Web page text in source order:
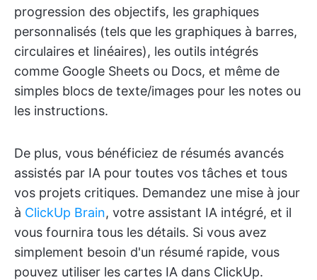
progression des objectifs, les graphiques
personnalisés (tels que les graphiques à barres,
circulaires et linéaires), les outils intégrés
comme Google Sheets ou Docs, et même de
simples blocs de texte/images pour les notes ou
les instructions.
De plus, vous bénéficiez de résumés avancés
assistés par IA pour toutes vos tâches et tous
vos projets critiques. Demandez une mise à jour
à ClickUp Brain, votre assistant IA intégré, et il
vous fournira tous les détails. Si vous avez
simplement besoin d'un résumé rapide, vous
pouvez utiliser les cartes IA dans ClickUp.